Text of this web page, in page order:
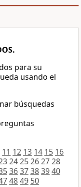
para su
usando el
búsquedas
11 12 13 14 15 16
2425262728
3637383940
4849 50